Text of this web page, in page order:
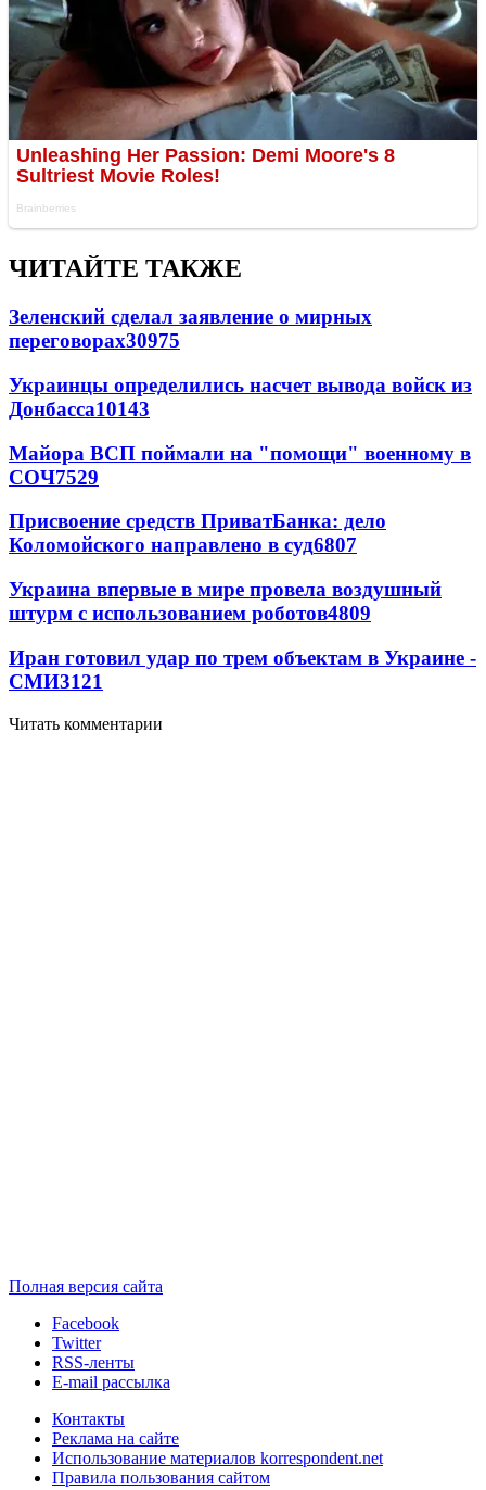
ЧИТАЙТЕ ТАКЖЕ
Зеленский сделал заявление о мирных
переговорах30975
Украинцы определились насчет вывода войск из
Донбасса10143
Майора ВСП поймали на "помощи" военному в
СОЧ7529
Присвоение средств ПриватБанка: дело
Коломойского направлено в суд6807
Украина впервые в мире провела воздушный
штурм с использованием роботов4809
Иран готовил удар по трем объектам в Украине -
СМИ3121
Читать комментарии
Полная версия сайта
Facebook
Twitter
RSS-ленты
E-mail рассылка
Контакты
Реклама на сайте
Использование материалов korrespondent.net
Правила пользования сайтом